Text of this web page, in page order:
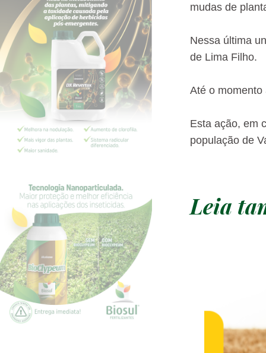
mudas de
Nessa última
de Lima Filho.
Até o momento
Esta ação, em
população de
Leia